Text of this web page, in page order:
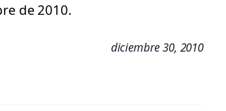
de 2010.
diciembre 30, 2010